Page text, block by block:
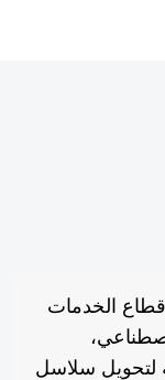
الخدمات
لتحويل سلاسل